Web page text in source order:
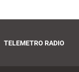
TELEMETRO RADIO